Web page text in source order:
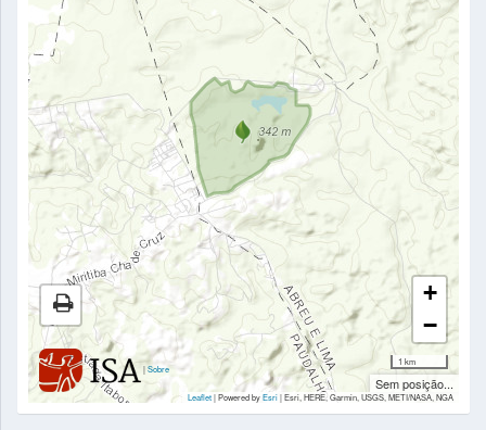
|Sobre
+
−
1 km
Sem posição...
Leaflet| Powered byEsri|Esri, HERE, Garmin, USGS, METI/NASA, NGA